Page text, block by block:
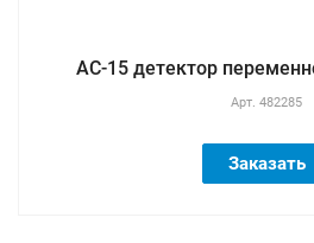
AC-15 детектор
Арт. 482285
Заказать